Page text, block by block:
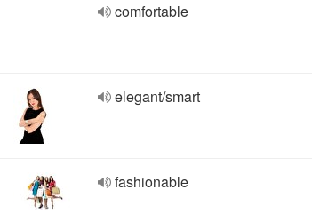
comfortable
elegant/smart
fashionable